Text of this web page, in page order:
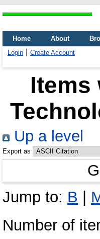
Home About
Login
Create Account
Items
Up a level
Export as
Jump to: В
Number of